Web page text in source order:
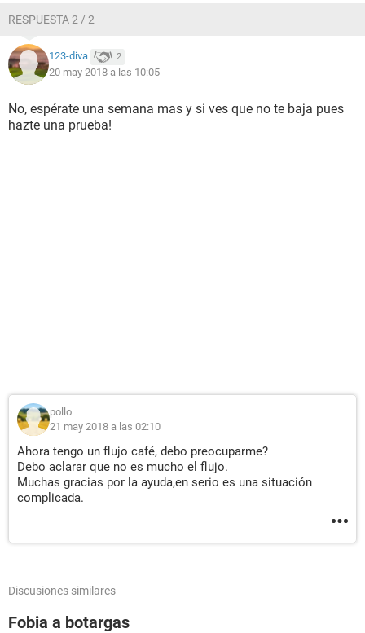
RESPUESTA 2 / 2
123-diva 2
20 may 2018 a las 10:05
No, espérate una semana mas y si ves que no te baja pues
hazte una prueba!
pollo
21 may 2018 a las 02:10
Ahora tengo un flujo café, debo preocuparme?
Debo aclarar que no es mucho el flujo.
Muchas gracias por la ayuda,en serio es una situación
complicada.
Discusiones similares
Fobia a botargas